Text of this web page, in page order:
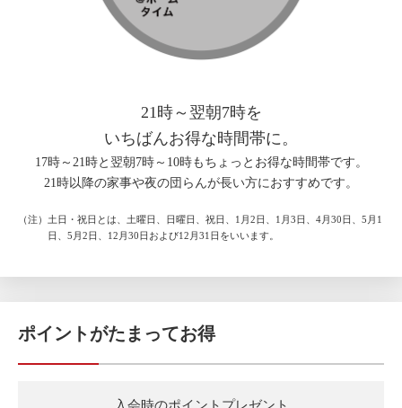
21時～翌朝7時を
いちばんお得な時間帯に。
17時～21時と翌朝7時～10時もちょっとお得な時間帯です。
21時以降の家事や夜の団らんが長い方におすすめです。
（注）土日・祝日とは、土曜日、日曜日、祝日、1月2日、1月3日、4月30日、5月1
日、5月2日、12月30日および12月31日をいいます。
ポイントがたまってお得
入会時のポイントプレゼント